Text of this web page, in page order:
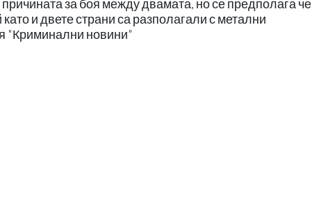
за боя между двамата, но се предполага че
и двете страни са разполагали с метални
"Криминални новини"